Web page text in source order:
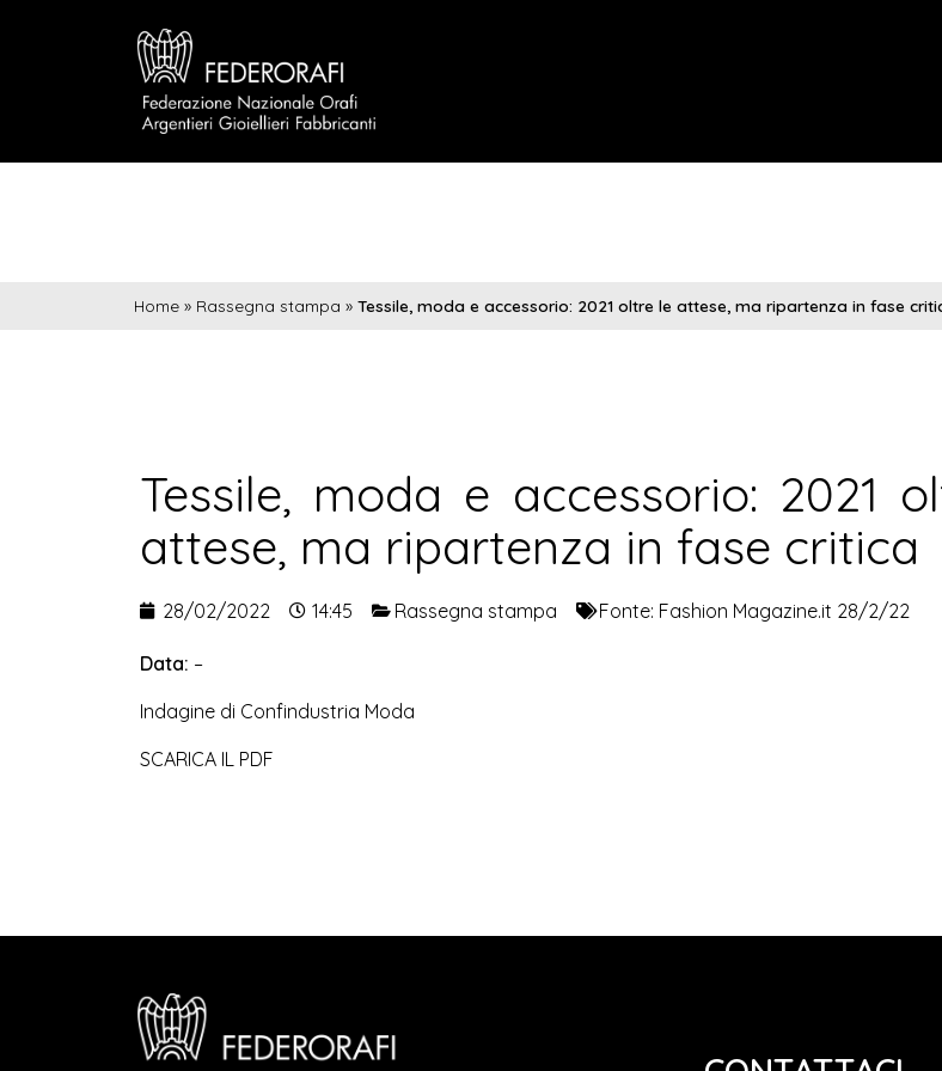
Home » Rassegna stampa » Tessile, moda e accessorio: 2021 oltre le attese, ma ripartenza in fase
Tessile, moda e accessorio: 2021
attese, ma ripartenza in fase critica
28/02/2022 14:45 Rassegna stampa Fonte: Fashion Magazine.it 28/2/22
Data: –
Indagine di Confindustria Moda
SCARICA IL PDF